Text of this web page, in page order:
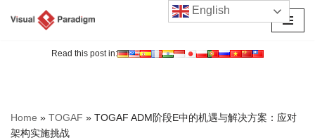
Read this post in:
Home » TOGAF » TOGAF ADM阶段E中的机遇与解决方案：应对
架构实施挑战
English